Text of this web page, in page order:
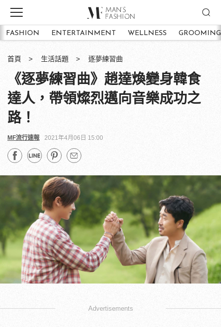
FASHION ENTERTAINMENT WELLNESS GROOMING
首頁 生活話題 逐夢練習曲
《逐夢練習曲》趙達煥變身韓食
達人，帶領燦烈邁向音樂成功之
路！
MF流行速報 2021年4月06日 15:00
Advertisements